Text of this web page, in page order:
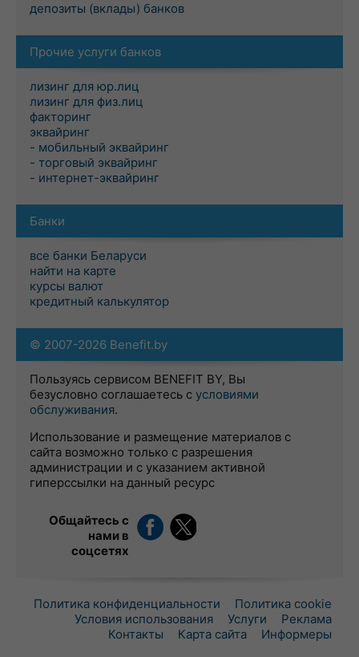
депозиты (вклады) банков
Прочие услуги банков
лизинг для юр.лиц
лизинг для физ.лиц
факторинг
эквайринг
- мобильный эквайринг
- торговый эквайринг
- интернет-эквайринг
Банки
все банки Беларуси
найти на карте
курсы валют
кредитный калькулятор
© 2007-2026 Benefit.by
Пользуясь сервисом BENEFIT BY, Вы
безусловно соглашаетесь с условиями
обслуживания.
Использование и размещение материалов с
сайта возможно только с разрешения
администрации и с указанием активной
гиперссылки на данный ресурс
Общайтесь с
нами в
соцсетях
Политика конфиденциальности
Политика cookie
Условия использования
Услуги
Реклама
Контакты
Карта сайта Информеры